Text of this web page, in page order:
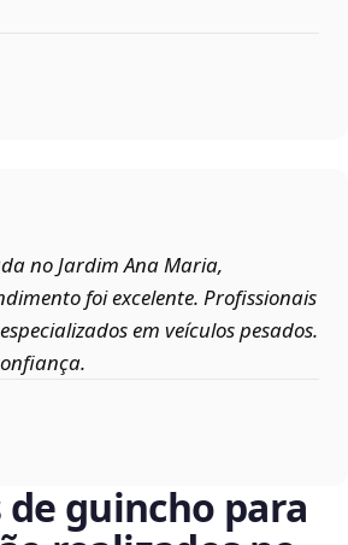
no Jardim Ana Maria,
foi excelente. Profissionais
em veículos pesados.
de guincho para